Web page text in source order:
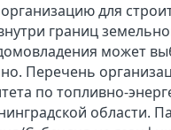
для
границ
может
Перечень
по топливно-
области.